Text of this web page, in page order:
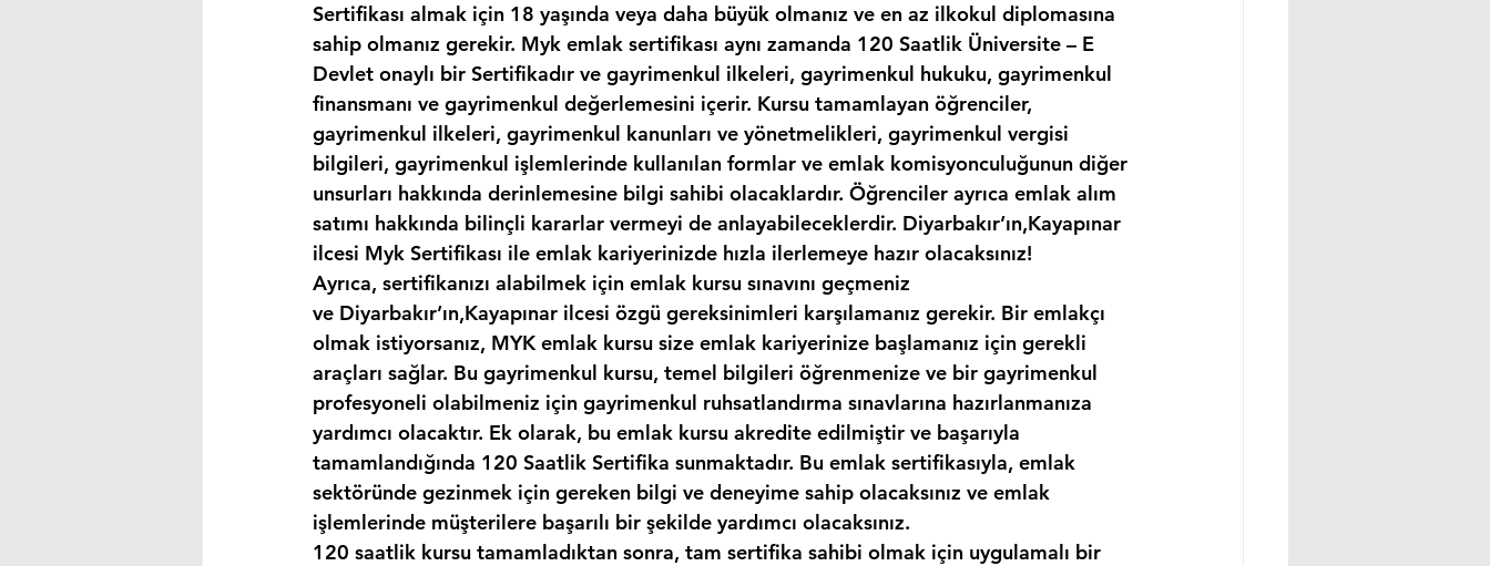
Sertifikası almak için 18 yaşında veya daha büyük olmanız ve en az ilkokul diplomasına
sahip olmanız gerekir. Myk emlak sertifikası aynı zamanda 120 Saatlik Üniversite – E
Devlet onaylı bir Sertifikadır ve gayrimenkul ilkeleri, gayrimenkul hukuku, gayrimenkul
finansmanı ve gayrimenkul değerlemesini içerir. Kursu tamamlayan öğrenciler,
gayrimenkul ilkeleri, gayrimenkul kanunları ve yönetmelikleri, gayrimenkul vergisi
bilgileri, gayrimenkul işlemlerinde kullanılan formlar ve emlak komisyonculuğunun diğer
unsurları hakkında derinlemesine bilgi sahibi olacaklardır. Öğrenciler ayrıca emlak alım
satımı hakkında bilinçli kararlar vermeyi de anlayabileceklerdir. Diyarbakır’ın,Kayapınar
ilcesi Myk Sertifikası ile emlak kariyerinizde hızla ilerlemeye hazır olacaksınız!
Ayrıca, sertifikanızı alabilmek için emlak kursu sınavını geçmeniz
ve Diyarbakır’ın,Kayapınar ilcesi özgü gereksinimleri karşılamanız gerekir. Bir emlakçı
olmak istiyorsanız, MYK emlak kursu size emlak kariyerinize başlamanız için gerekli
araçları sağlar. Bu gayrimenkul kursu, temel bilgileri öğrenmenize ve bir gayrimenkul
profesyoneli olabilmeniz için gayrimenkul ruhsatlandırma sınavlarına hazırlanmanıza
yardımcı olacaktır. Ek olarak, bu emlak kursu akredite edilmiştir ve başarıyla
tamamlandığında 120 Saatlik Sertifika sunmaktadır. Bu emlak sertifikasıyla, emlak
sektöründe gezinmek için gereken bilgi ve deneyime sahip olacaksınız ve emlak
işlemlerinde müşterilere başarılı bir şekilde yardımcı olacaksınız.
120 saatlik kursu tamamladıktan sonra, tam sertifika sahibi olmak için uygulamalı bir